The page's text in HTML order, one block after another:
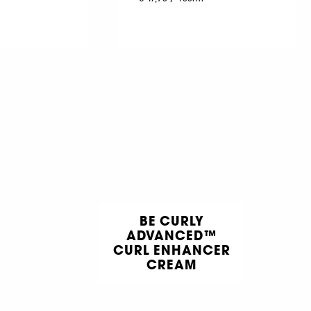
BE CURLY
ADVANCED™
CURL ENHANCER
CREAM